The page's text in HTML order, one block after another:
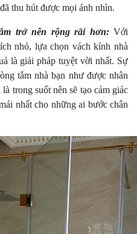
thu hút được mọi ánh nhìn.
trở nên rộng rãi hơn: Với
nhỏ, lựa chọn vách kính nhà
là giải pháp tuyệt vời nhất. Sự
tắm nhà bạn như được nhân
trong suốt nên sẽ tạo cảm giác
nhất cho những ai bước chân